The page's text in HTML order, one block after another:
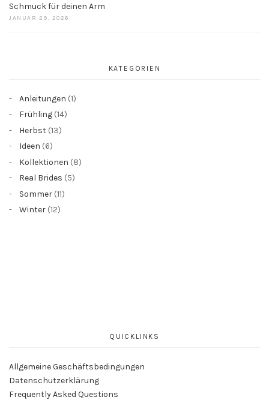
Schmuck für deinen Arm
JANUAR 29, 2026
KATEGORIEN
Anleitungen (1)
Frühling(14)
Herbst(13)
Ideen (6)
Kollektionen (8)
Real Brides (5)
Sommer(11)
Winter(12)
QUICKLINKS
Allgemeine Geschäftsbedingungen
Datenschutzerklärung
Frequently Asked Questions